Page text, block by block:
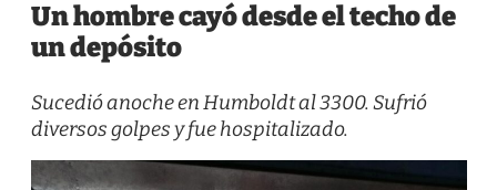
Un hombre cayó desde el techo de
un depósito
Sucedió anoche en Humboldt al 3300. Sufrió
diversos golpes y fue hospitalizado.